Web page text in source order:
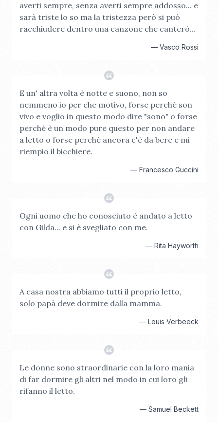
averti sempre, senza averti sempre addosso... e
sarà triste lo so ma la tristezza però si può
racchiudere dentro una canzone che canterò...
— Vasco Rossi
E un' altra volta è notte e suono, non so
nemmeno io per che motivo, forse perché son
vivo e voglio in questo modo dire "sono" o forse
perché è un modo pure questo per non andare
a letto o forse perché ancora c'è da bere e mi
riempio il bicchiere.
— Francesco Guccini
Ogni uomo che ho conosciuto è andato a letto
con Gilda... e si è svegliato con me.
— Rita Hayworth
A casa nostra abbiamo tutti il proprio letto,
solo papà deve dormire dalla mamma.
— Louis Verbeeck
Le donne sono straordinarie con la loro mania
di far dormire gli altri nel modo in cui loro gli
rifanno il letto.
— Samuel Beckett